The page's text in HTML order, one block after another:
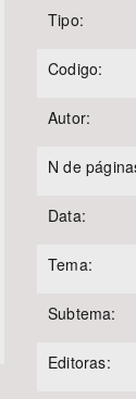
Tipo:
Codigo:
Autor:
N de
Data:
Tema:
Subtema:
Editoras: